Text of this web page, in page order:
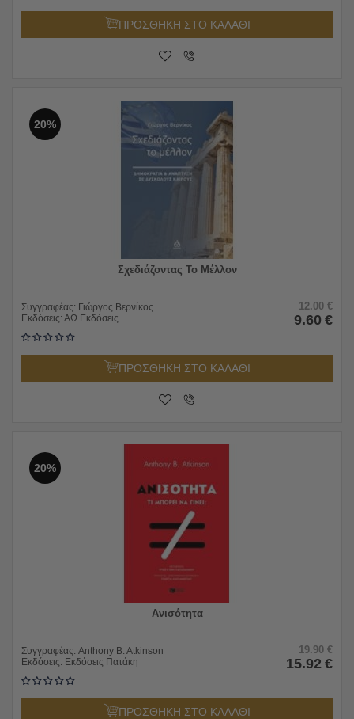
ΠΡΟΣΘΗΚΗ ΣΤΟ ΚΑΛΑΘΙ
20%
Σχεδιάζοντας Το Μέλλον
Συγγραφέας: Γιώργος Βερνίκος
Εκδόσεις: ΑΩ Εκδόσεις
12.00 €
9.60 €
ΠΡΟΣΘΗΚΗ ΣΤΟ ΚΑΛΑΘΙ
20%
Ανισότητα
Συγγραφέας: Anthony B. Atkinson
Εκδόσεις: Εκδόσεις Πατάκη
19.90 €
15.92 €
ΠΡΟΣΘΗΚΗ ΣΤΟ ΚΑΛΑΘΙ